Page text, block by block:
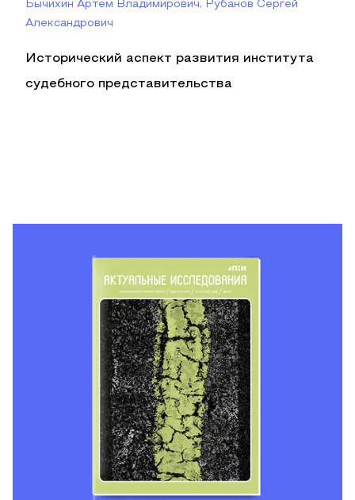
Бычихин Артем Владимирович, Рубанов Сергей
Александрович
Исторический аспект развития института
судебного представительства